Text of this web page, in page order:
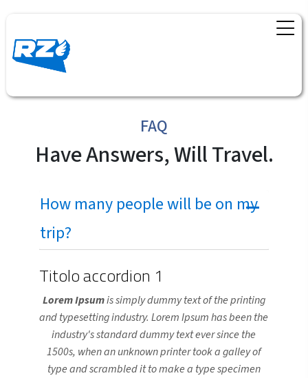
FAQ
Have Answers, Will Travel.
How many people will be on my
trip?
Titolo accordion 1
Lorem Ipsumis simply dummy text of the printing
and typesetting industry. Lorem Ipsum has been the
industry's standard dummy text ever since the
1500s, when an unknown printer took a galley of
type and scrambled it to make a type specimen